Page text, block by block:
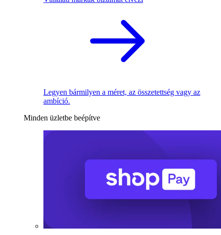
Legyen bármilyen a méret, az összetettség vagy az
ambíció.
Minden üzletbe beépítve